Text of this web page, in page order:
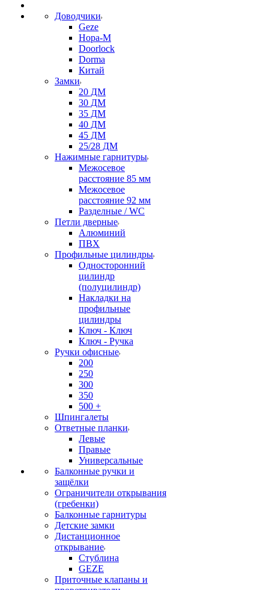
Доводчики
Geze
Нора-М
Doorlock
Dorma
Китай
Замки
20 ДМ
30 ДМ
35 ДМ
40 ДМ
45 ДМ
25/28 ДМ
Нажимные гарнитуры
Межосевое
расстояние 85 мм
Межосевое
расстояние 92 мм
Разделные / WC
Петли дверные
Алюминий
ПВХ
Профильные цилиндры
Односторонний
цилиндр
(полуцилиндр)
Накладки на
профильные
цилиндры
Ключ - Ключ
Ключ - Ручка
Ручки офисные
200
250
300
350
500 +
Шпингалеты
Ответные планки
Левые
Правые
Универсальные
Балконные ручки и
защёлки
Ограничители открывания
(гребенки)
Балконные гарнитуры
Детские замки
Дистанционное
открывание
Стублина
GEZE
Приточные клапаны и